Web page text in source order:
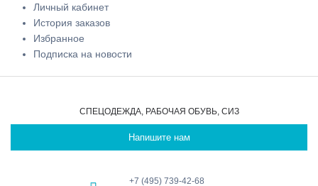
Личный кабинет
История заказов
Избранное
Подписка на новости
СПЕЦОДЕЖДА, РАБОЧАЯ ОБУВЬ, СИЗ
Напишите нам
+7 (495) 739-42-68